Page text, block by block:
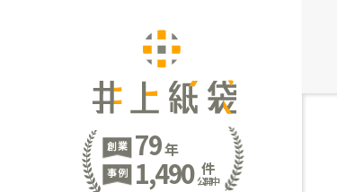
創業 79年
事例 1,490 件
公開中